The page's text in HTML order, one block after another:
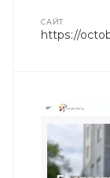
CАЙТ
https://